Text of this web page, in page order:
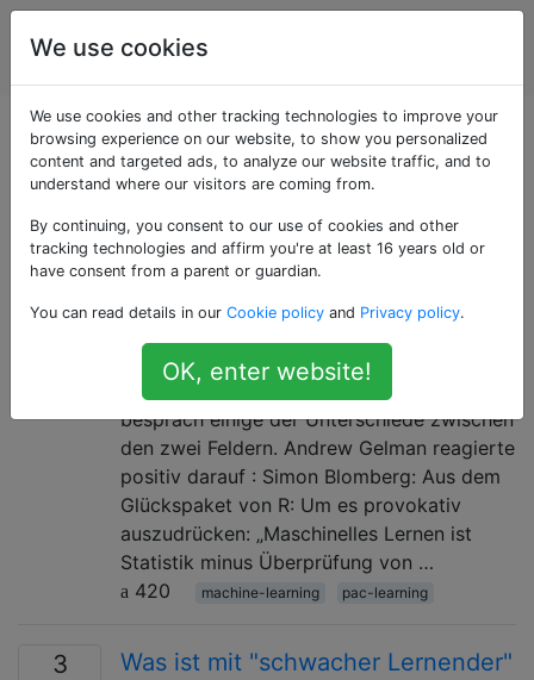
Statistiken und
Big Data
Als «pac-learning»
getaggte Fragen
20
Die zwei Kulturen: Statistik vs.
maschinelles Lernen?
Brendan O'Connor mit dem Titel "Statistik
vs. Maschinelles Lernen, Kampf!" das
besprach einige der Unterschiede zwischen
den zwei Feldern. Andrew Gelman reagierte
positiv darauf : Simon Blomberg: Aus dem
Glückspaket von R: Um es provokativ
auszudrücken: „Maschinelles Lernen ist
Statistik minus Überprüfung von …
420
machine-learning pac-learning
3
Was ist mit "schwacher Lernender"
We use cookies
We use cookies and other tracking technologies to improve your
browsing experience on our website, to show you personalized
content and targeted ads, to analyze our website traffic, and to
understand where our visitors are coming from.
By continuing, you consent to our use of cookies and other
tracking technologies and affirm you're at least 16 years old or
have consent from a parent or guardian.
You can read details in our Cookie policy and Privacy policy.
OK, enter website!